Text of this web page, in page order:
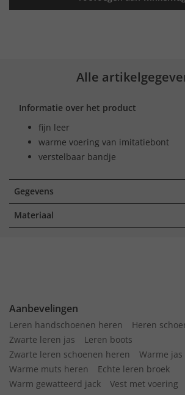
Alle
Informatie over het product
fijn leer
warme voering van imitatiebont
verstelbaar bandje
Gegevens
Materiaal
Aanbevelingen
Leren handschoenen heren
Heren
Zwarte leren jas
Leren boots
Zwarte leren schoenen heren
Warme jas
Warme muts heren
Echte leren broek
Warm gewatteerd jack
Vest met voering